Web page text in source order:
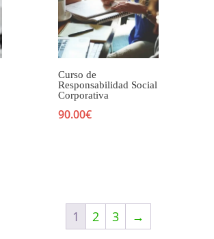
Curso de
Responsabilidad Social
Corporativa
90.00€
1 2 3 →